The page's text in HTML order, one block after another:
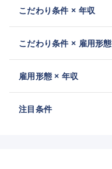
こだわり条件 × 年収
こだわり条件 × 雇用形態
雇用形態 × 年収
注目条件